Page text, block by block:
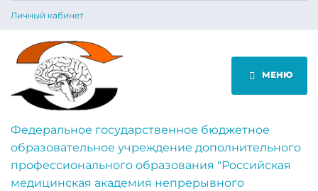
Личный кабинет
МЕНЮ
Федеральное государственное бюджетное
образовательное учреждение дополнительного
профессионального образования "Российская
медицинская академия непрерывного